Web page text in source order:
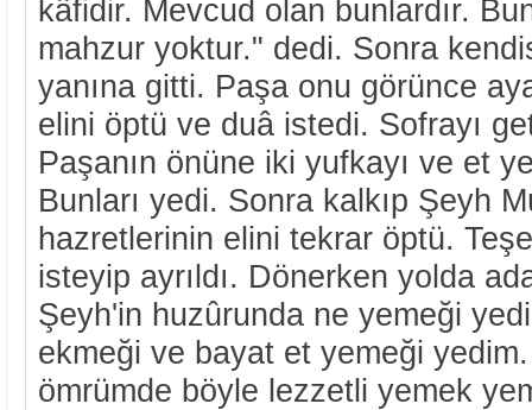
kâfidir. Mevcud olan bunlardır.
mahzur yoktur." dedi. Sonra
yanına gitti. Paşa onu görünce
elini öptü ve duâ istedi. Sofrayı
Paşanın önüne iki yufkayı ve et
Bunları yedi. Sonra kalkıp Şeyh
hazretlerinin elini tekrar öptü.
isteyip ayrıldı. Dönerken yolda
Şeyh'in huzûrunda ne yemeği
ekmeği ve bayat et yemeği
ömrümde böyle lezzetli yemek